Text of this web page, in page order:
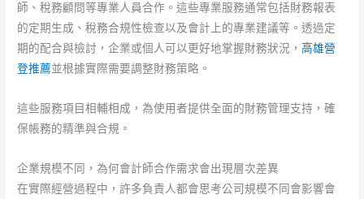
師、稅務顧問等專業人員合作。這些專業服務通常包括財務報表
的定期生成、稅務合規性檢查以及會計上的專業建議等。透過定
期的配合與檢討，企業或個人可以更好地掌握財務狀況，高雄營
登推薦並根據實際需要調整財務策略。
這些服務項目相輔相成，為使用者提供全面的財務管理支持，確
保帳務的精準與合規。
企業規模不同，為何會計師合作需求會出現層次差異
在實際經營過程中，許多負責人都會思考公司規模不同會影響會